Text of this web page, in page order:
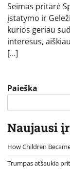
Seimas pritarė
įstatymo ir
kurios geriau
interesus,
[…]
Paieška
Naujausi
How Children
Trumpas atšaukia